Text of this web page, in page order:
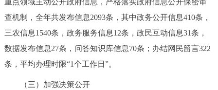
参与调查 在线访谈 图说互动
走进北京
绿色北京
重点领域主动公开政府信息，严格落实政府信息公开保密审
查机制，全年共发布信息2093条，其中政务公开信息410条，
三农信息1540条，政务服务信息12条，政民互动信息31条，
数据发布信息27条，问答知识库信息70条；办结网民留言322
条，平均办理时限“1个工作日”。
（三）加强决策公开